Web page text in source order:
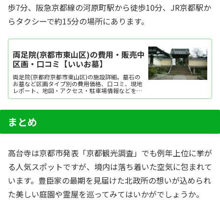
歩7分、阪急京都線の河原町駅から徒歩10分、JR京都駅か
らタクシーで約15分の場所にあります。
両足院(京都市東山区)の費用・販売中
区画・口コミ【いいお墓】
両足院(京都府京都市東山区)の施設詳細。墓石の
お墓など区画タイプ別の費用価格、口コミ、現地
レポート、地図・アクセス・駐車場情報などを掲
載。霊園・墓地をお探しなら日本最大級のお墓ポ
料請求・見学予約・お墓の相談はすべて無料！建
墓のポイント、石材店の選び方など、お墓探しに
役立つ情報...
まとめ
高台寺は京都市発表「京都観光調査」でも例年上位に挙が
る人気スポットですが、境内は落ち着いた空気に包まれて
います。豊臣家の最期を見届けた北政所の想いが込められ
た美しい庭園や霊屋を巡ってみてはいかがでしょうか。